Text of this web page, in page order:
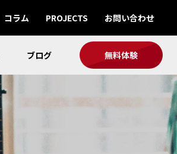
コラム PROJECTS お問い合わせ
ブログ 無料体験